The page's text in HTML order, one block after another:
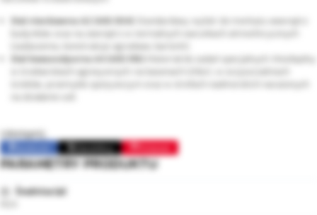
Stal nierdzewna A2 (AISI 304):
Standardowy wybór do montażu wewnątrz
(zadaszenia, konstrukcje ogrodowe, barierki).
Stal kwasoodporna A4 (AISI 316):
Materiał do zadań specjalnych. Niezbędny
w środowiskach agresywnych: na basenach (chlor), w oczyszczalniach
ścieków, przemyśle spożywczym oraz w strefach nadmorskich narażonych
Udostępnij:
Opublikuj Pinterest
PARAMETRY PRODUKTU
Średnica (⌀)